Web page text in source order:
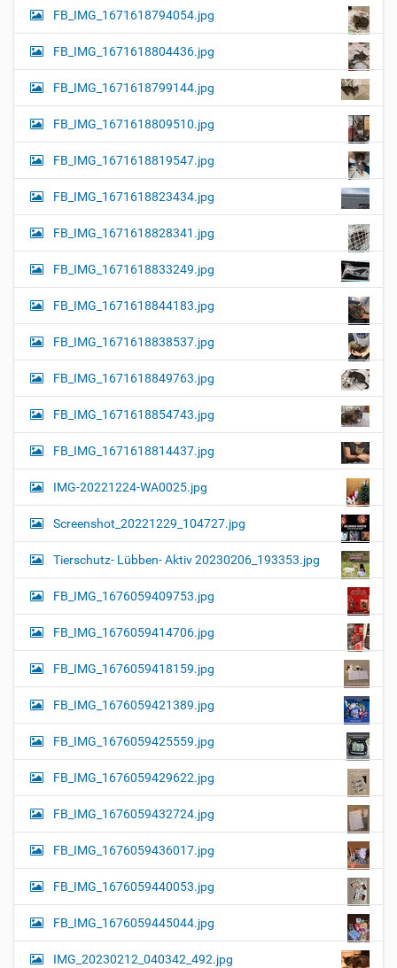
FB_IMG_1671618794054.jpg
FB_IMG_1671618804436.jpg
FB_IMG_1671618799144.jpg
FB_IMG_1671618809510.jpg
FB_IMG_1671618819547.jpg
FB_IMG_1671618823434.jpg
FB_IMG_1671618828341.jpg
FB_IMG_1671618833249.jpg
FB_IMG_1671618844183.jpg
FB_IMG_1671618838537.jpg
FB_IMG_1671618849763.jpg
FB_IMG_1671618854743.jpg
FB_IMG_1671618814437.jpg
IMG-20221224-WA0025.jpg
Screenshot_20221229_104727.jpg
Tierschutz- Lübben- Aktiv 20230206_193353.jpg
FB_IMG_1676059409753.jpg
FB_IMG_1676059414706.jpg
FB_IMG_1676059418159.jpg
FB_IMG_1676059421389.jpg
FB_IMG_1676059425559.jpg
FB_IMG_1676059429622.jpg
FB_IMG_1676059432724.jpg
FB_IMG_1676059436017.jpg
FB_IMG_1676059440053.jpg
FB_IMG_1676059445044.jpg
IMG_20230212_040342_492.jpg